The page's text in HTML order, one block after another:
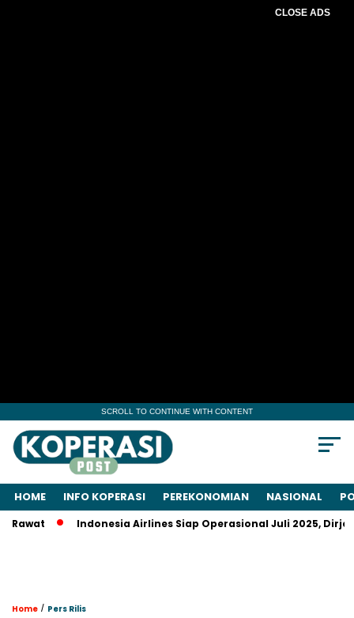
CLOSE ADS
SCROLL TO CONTINUE WITH CONTENT
HOME INFO KOPERASI PEREKONOMIAN NASIONAL
Indonesia Airlines Siap Operasional Juli 2025, Dirjen
Home / Pers Rilis